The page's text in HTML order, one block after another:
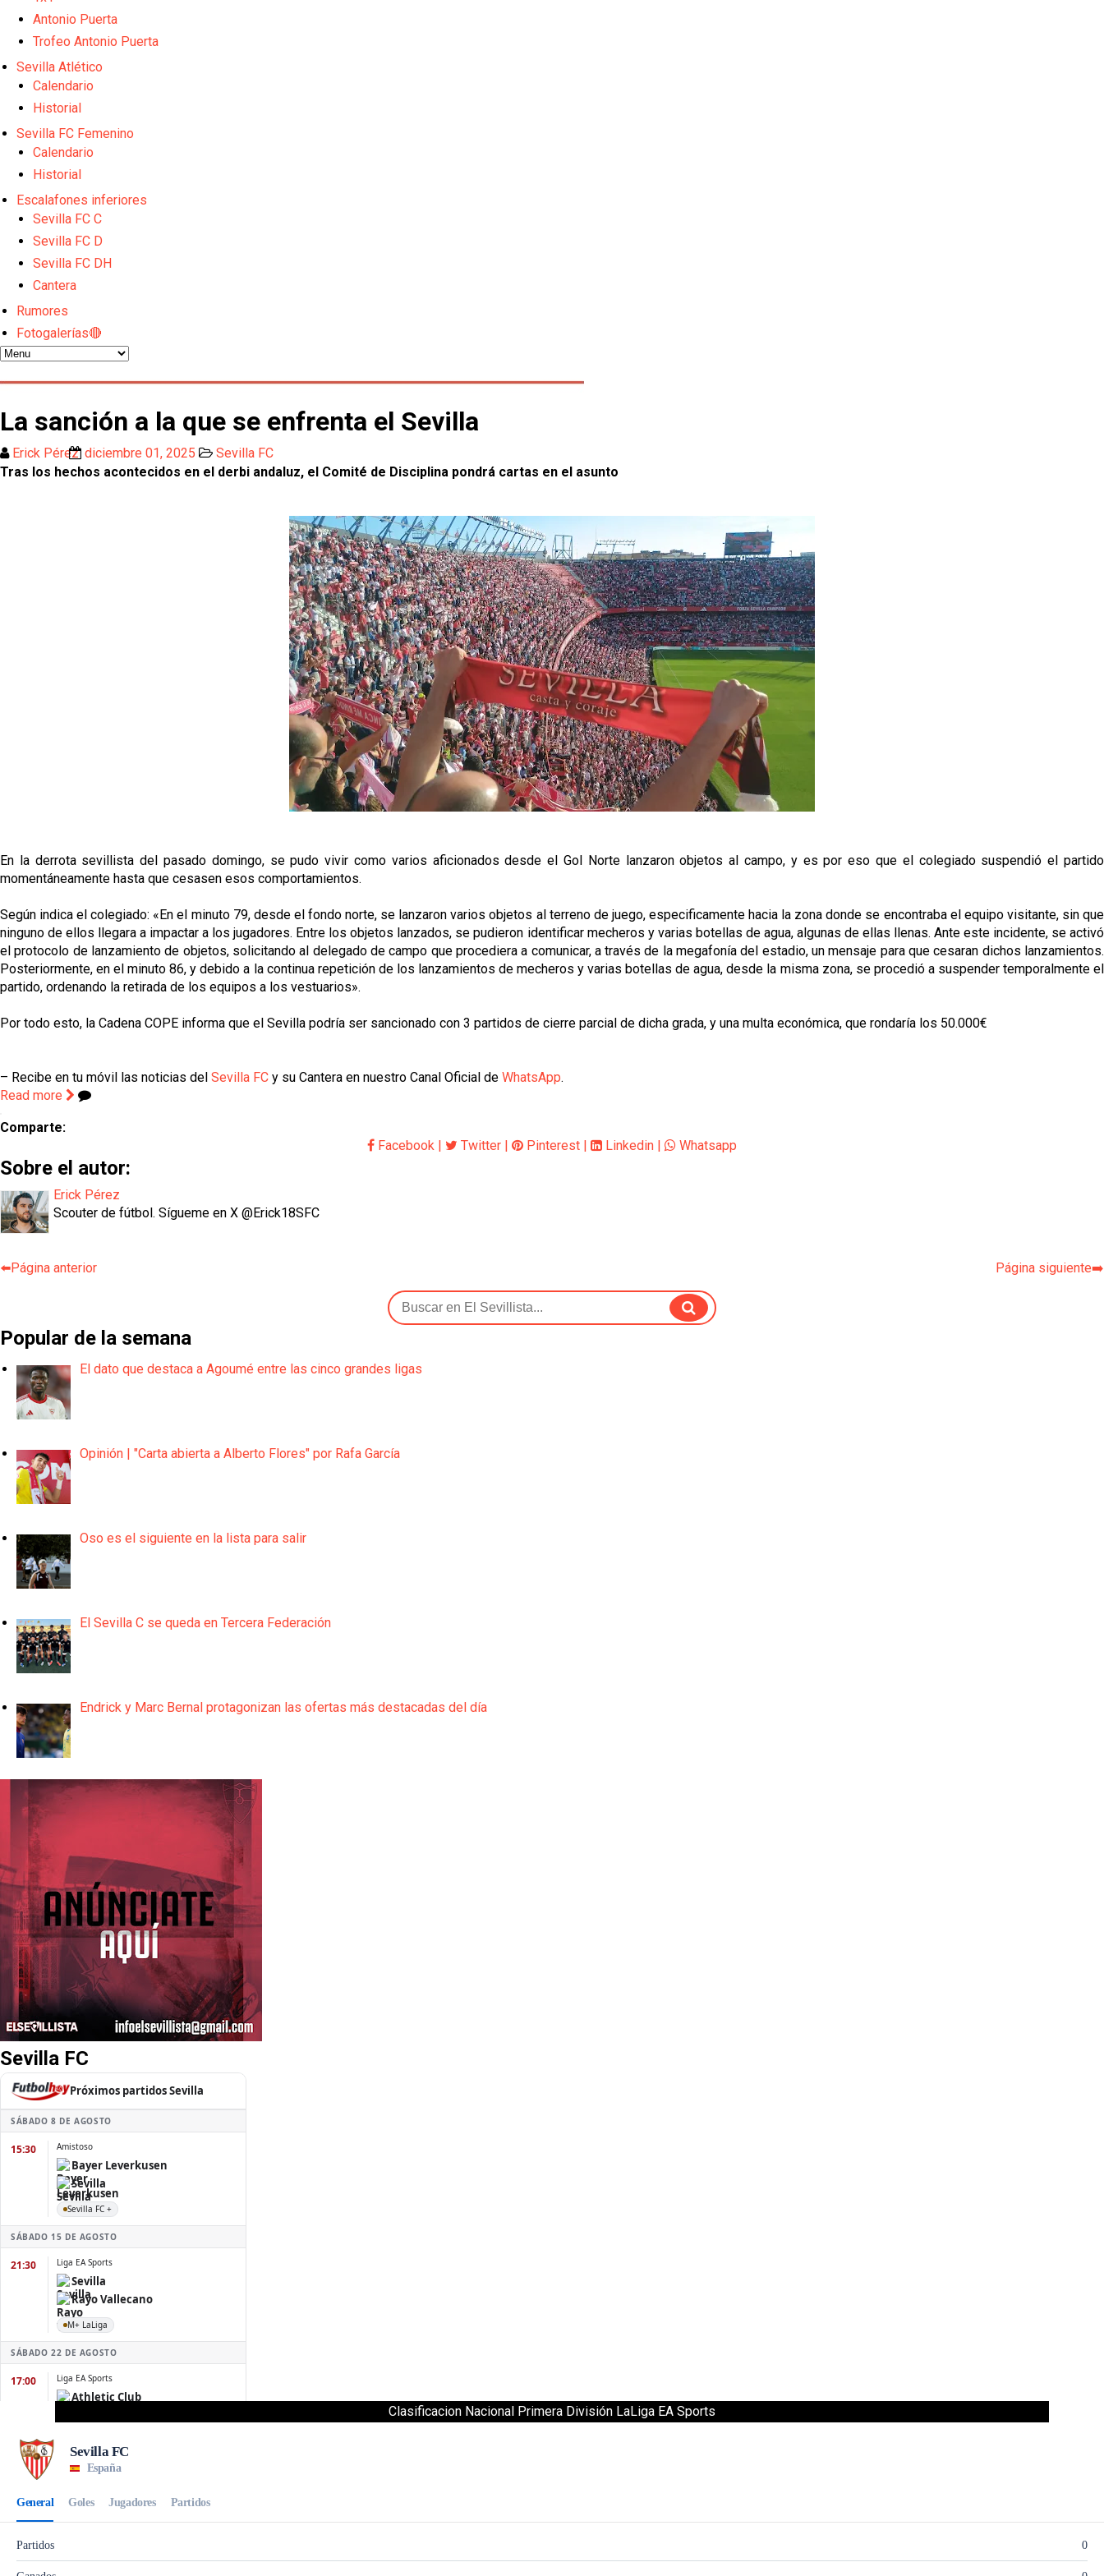
Odysseas Vlachodimos: “El objetivo es mejorar la temporada pasada”
El Sevilla FC empieza a inscribir a los nuevos fichajes
Análisis I Quién es y cómo juega Fran González
Antonio Puerta
Trofeo Antonio Puerta
Sevilla Atlético
Calendario
Historial
Sevilla FC Femenino
Calendario
Historial
Escalafones inferiores
Sevilla FC C
Sevilla FC D
Sevilla FC DH
Cantera
Rumores
Fotogalerías🔴
La sanción a la que se enfrenta el Sevilla
Erick Pérez diciembre 01, 2025
Sevilla FC
Tras los hechos acontecidos en el derbi andaluz, el Comité de Disciplina pondrá cartas en el asunto
En la derrota sevillista del pasado domingo, se pudo vivir como varios aficionados desde el Gol Norte lanzaron objetos al campo, y es por eso que el colegiado suspendió el partido
momentáneamente hasta que cesasen esos comportamientos.
Según indica el colegiado: «En el minuto 79, desde el fondo norte, se lanzaron varios objetos al terreno de juego, especificamente hacia la zona donde se encontraba el equipo visitante, sin que
ninguno de ellos llegara a impactar a los jugadores. Entre los objetos lanzados, se pudieron identificar mecheros y varias botellas de agua, algunas de ellas llenas. Ante este incidente, se activó
el protocolo de lanzamiento de objetos, solicitando al delegado de campo que procediera a comunicar, a través de la megafonía del estadio, un mensaje para que cesaran dichos lanzamientos.
Posteriormente, en el minuto 86, y debido a la continua repetición de los lanzamientos de mecheros y varias botellas de agua, desde la misma zona, se procedió a suspender temporalmente el
partido, ordenando la retirada de los equipos a los vestuarios».
Por todo esto, la Cadena COPE informa que el Sevilla podría ser sancionado con 3 partidos de cierre parcial de dicha grada, y una multa económica, que rondaría los 50.000€
– Recibe en tu móvil las noticias del Sevilla FC y su Cantera en nuestro Canal Oficial de WhatsApp.
Read more
Comparte:
Facebook | Twitter | Pinterest | Linkedin | Whatsapp
Sobre el autor:
Erick Pérez
Scouter de fútbol. Sígueme en X @Erick18SFC
⬅️Página anterior Página siguiente➡️
Popular de la semana
El dato que destaca a Agoumé entre las cinco grandes ligas
Opinión | "Carta abierta a Alberto Flores" por Rafa García
Oso es el siguiente en la lista para salir
El Sevilla C se queda en Tercera Federación
Endrick y Marc Bernal protagonizan las ofertas más destacadas del día
Sevilla FC
Clasificacion Nacional Primera División LaLiga EA Sports